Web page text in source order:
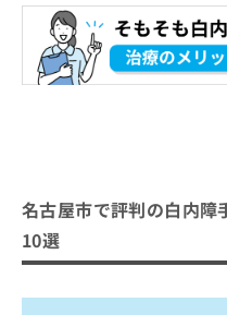
名古屋市で評判の白内障
10選